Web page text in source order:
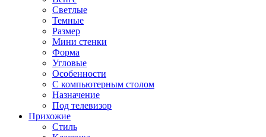
Светлые
Темные
Размер
Мини стенки
Форма
Угловые
Особенности
С компьютерным столом
Назначение
Под телевизор
Прихожие
Стиль